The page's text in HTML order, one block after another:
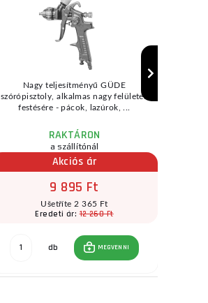
Nagy teljesítményű GÜDE
szórópisztoly, alkalmas nagy felületek
festésére - pácok, lazúrok, ...
RAKTÁRON
a szállítónál
Akciós ár
9 895 Ft
Ušetříte 2 365 Ft
Eredeti ár:12 260 Ft
db MEGVENNI